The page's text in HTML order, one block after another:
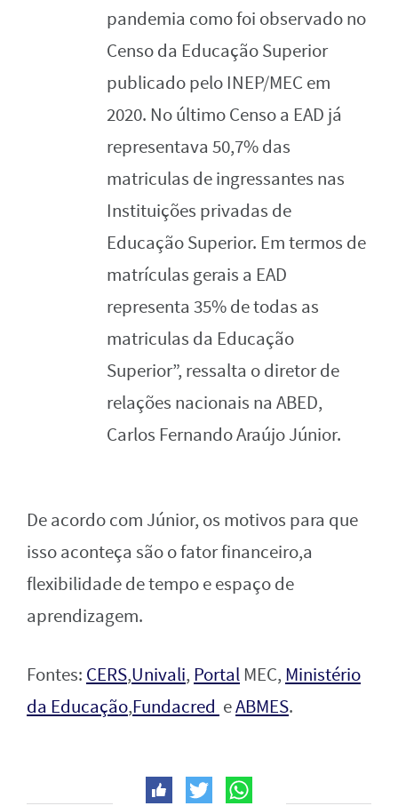
pandemia como foi observado no
Censo da Educação Superior
publicado pelo INEP/MEC em
2020. No último Censo a EAD já
representava 50,7% das
matriculas de ingressantes nas
Instituições privadas de
Educação Superior. Em termos de
matrículas gerais a EAD
representa 35% de todas as
matriculas da Educação
Superior”, ressalta o diretor de
relações nacionais na ABED,
Carlos Fernando Araújo Júnior.
De acordo com Júnior, os motivos para que
isso aconteça são o fator financeiro,a
flexibilidade de tempo e espaço de
aprendizagem.
Fontes: CERS,Univali, Portal MEC, Ministério
da Educação,Fundacred eABMES.